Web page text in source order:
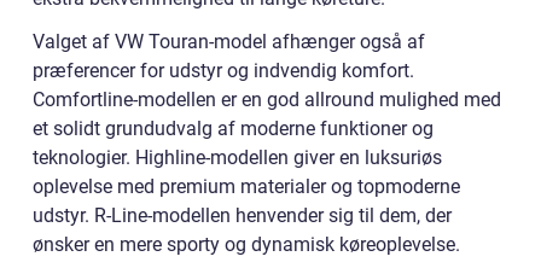
Valget af VW Touran-model afhænger også af
præferencer for udstyr og indvendig komfort.
Comfortline-modellen er en god allround mulighed med
et solidt grundudvalg af moderne funktioner og
teknologier. Highline-modellen giver en luksuriøs
oplevelse med premium materialer og topmoderne
udstyr. R-Line-modellen henvender sig til dem, der
ønsker en mere sporty og dynamisk køreoplevelse.